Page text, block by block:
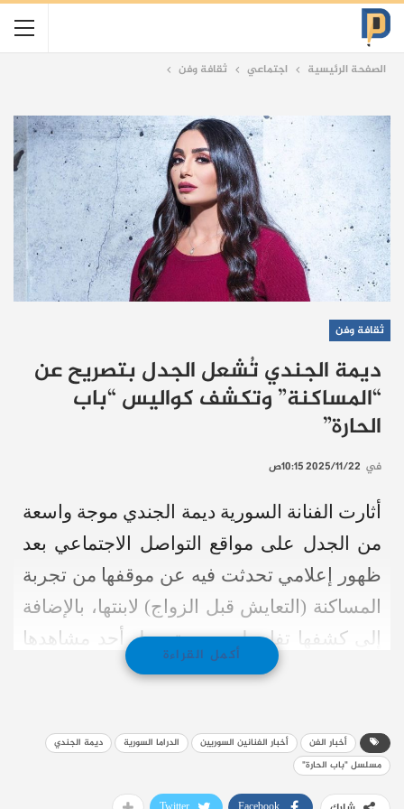
الصفحة الرئيسية اجتماعي ثقافة وفن
ثقافة وفن
ديمة الجندي تُشعل الجدل بتصريح عن
“المساكنة” وتكشف كواليس “باب
الحارة”
في 2025/11/22 10:15ص
أثارت الفنانة السورية ديمة الجندي موجة واسعة
من الجدل على مواقع التواصل الاجتماعي بعد
ظهور إعلامي تحدثت فيه عن موقفها من تجربة
المساكنة (التعايش قبل الزواج) لابنتها، بالإضافة
إلى كشفها تفاصيل حصرية حول أحد مشاهدها
الشهيرة في الدراما السورية.
تصريح المساكنة: “هي حرة،
لكنني لا أقبله لنفسي”
أكمل القراءة
أخبار الفن أخبار الفنانين السوريين الدراما السورية
ديمة الجندي
مسلسل "باب الحارة"